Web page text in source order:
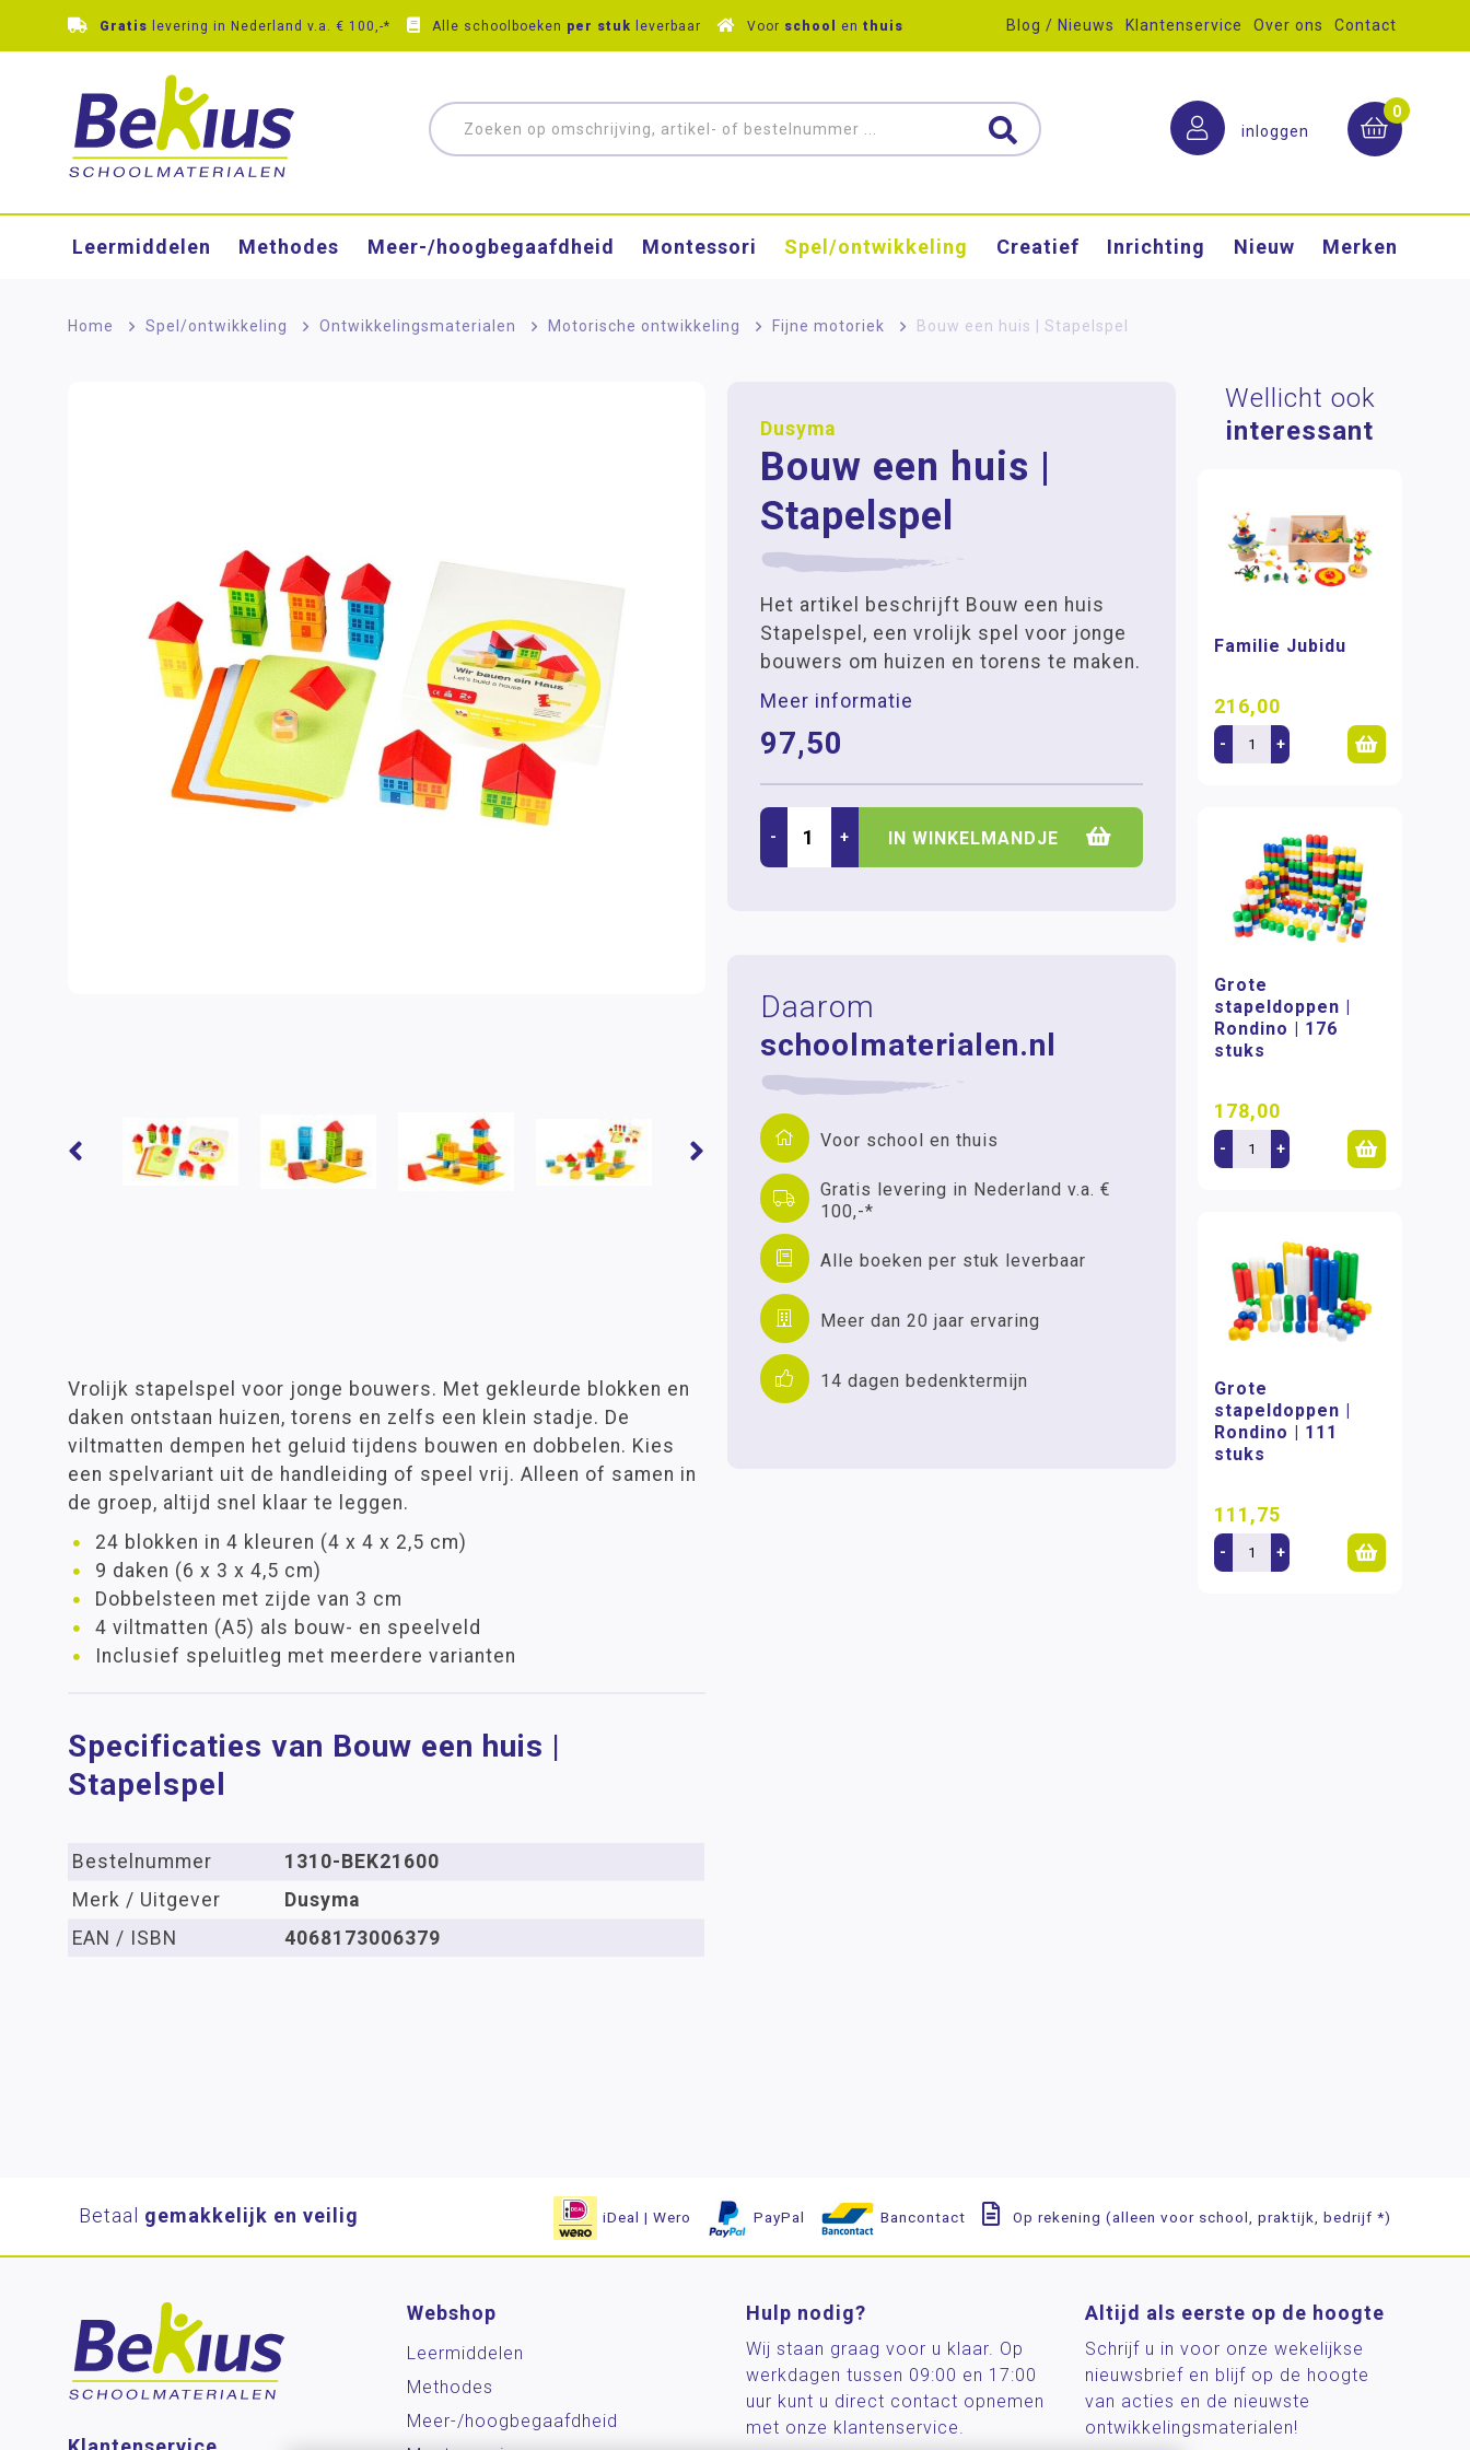
Gratis levering in Nederland v.a. € 100,-* Alle schoolboeken per stuk leverbaar Voor school en thuis Blog / Nieuws Klantenservice Over ons Contact
inloggen
0
Leermiddelen Methodes Meer-/hoog­begaafdheid Montessori Spel/ontwikkeling Creatief Inrichting Nieuw Merken
Home > Spel/ontwikkeling > Ontwikkelingsmaterialen > Motorische ontwikkeling > Fijne motoriek > Bouw een huis | Stapelspel
Dusyma
Bouw een huis |
Stapelspel
Het artikel beschrijft Bouw een huis
Stapelspel, een vrolijk spel voor jonge
bouwers om huizen en torens te maken.
Meer informatie
97,50
- + IN WINKELMANDJE
Daarom
schoolmaterialen.nl
Voor school en thuis
Gratis levering in Nederland v.a. €
100,-*
Alle boeken per stuk leverbaar
Meer dan 20 jaar ervaring
14 dagen bedenktermijn
Vrolijk stapelspel voor jonge bouwers. Met gekleurde blokken en
daken ontstaan huizen, torens en zelfs een klein stadje. De
viltmatten dempen het geluid tijdens bouwen en dobbelen. Kies
een spelvariant uit de handleiding of speel vrij. Alleen of samen in
de groep, altijd snel klaar te leggen.
24 blokken in 4 kleuren (4 x 4 x 2,5 cm)
9 daken (6 x 3 x 4,5 cm)
Dobbelsteen met zijde van 3 cm
4 viltmatten (A5) als bouw- en speelveld
Inclusief speluitleg met meerdere varianten
Specificaties van Bouw een huis |
Stapelspel
Bestelnummer
1310-BEK21600
Merk / Uitgever
Dusyma
EAN / ISBN
4068173006379
Wellicht ook
interessant
Familie Jubidu
216,00
- +
Grote
stapeldoppen |
Rondino | 176
stuks
178,00
- +
Grote
stapeldoppen |
Rondino | 111
stuks
111,75
- +
Betaal gemakkelijk en veilig iDeal | Wero PayPal Bancontact Op rekening (alleen voor school, praktijk, bedrijf *)
Webshop
Leermiddelen
Methodes
Meer-/hoog­begaafdheid
Hulp nodig?
Wij staan graag voor u klaar. Op
werkdagen tussen 09:00 en 17:00
uur kunt u direct contact opnemen
met onze klantenservice.
Altijd als eerste op de hoogte
Schrijf u in voor onze wekelijkse
nieuwsbrief en blijf op de hoogte
van acties en de nieuwste
ontwikkelingsmaterialen!